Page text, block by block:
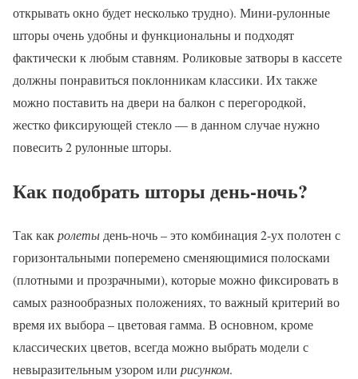
открывать окно будет несколько трудно). Мини-рулонные
шторы очень удобны и функциональны и подходят
фактически к любым ставням. Роликовые затворы в кассете
должны понравиться поклонникам классики. Их также
можно поставить на двери на балкон с перегородкой,
жестко фиксирующей стекло — в данном случае нужно
повесить 2 рулонные шторы.
Как подобрать шторы день-ночь?
Так какролеты день-ночь – это комбинация 2-ух полотен с
горизонтальными поперемено сменяющимися полосками
(плотными и прозрачными), которые можно фиксировать в
самых разнообразных положениях, то важный критерий во
время их выбора – цветовая гамма. В основном, кроме
классических цветов, всегда можно выбрать модели с
невыразительным узором или рисунком.